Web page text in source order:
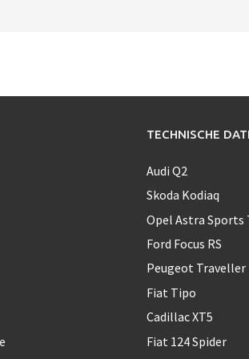
TECHNISCHE
Audi Q2
Skoda Kodiaq
Opel Astra Sports
Ford Focus RS
Peugeot Traveller
Fiat Tipo
Cadillac XT5
Fiat 124 Spider